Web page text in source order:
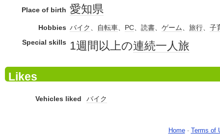
Place of birth 愛知県
Hobbies バイク、 自転車、 PC、 読書、 ゲーム、 旅行、 子
Special skills 1週間以上の連続一人旅
Likes
Vehicles liked バイク
Home- Terms of